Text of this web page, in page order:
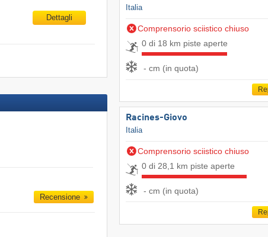
Dettagli
Recensione
Italia
Comprensorio sciistico chiuso
0 di 18 km piste aperte
- cm (in quota)
Racines-Giovo
Italia
Comprensorio sciistico chiuso
0 di 28,1 km piste aperte
- cm (in quota)